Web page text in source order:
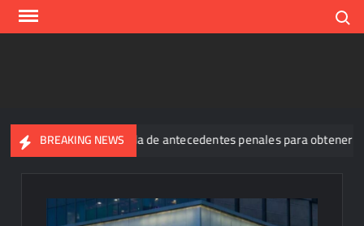
Skip
BREAKING NEWS
generalizada de antecedentes penales para obtener empleo